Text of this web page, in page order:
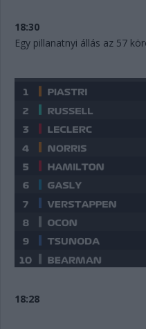
18:30
Egy pillanatnyi állás az 57
18:28